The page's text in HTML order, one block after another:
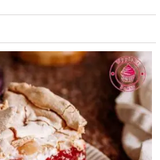
Napoje
Pieczywo